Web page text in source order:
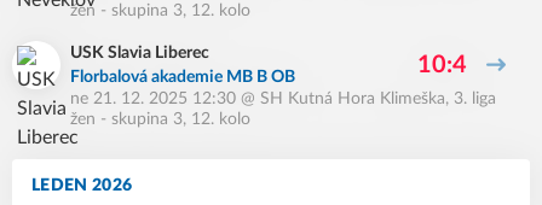
žen - skupina 3, 12. kolo
USK Slavia Liberec
Florbalová akademie MB B OB
10:4
ne 21. 12. 2025 12:30 @ SH Kutná Hora Klimeška, 3. liga
žen - skupina 3, 12. kolo
LEDEN 2026